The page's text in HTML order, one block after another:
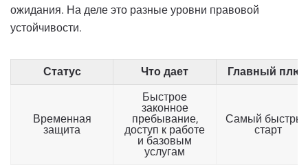
ожидания. На деле это разные уровни правовой
устойчивости.
Статус Что дает Главный плюс
Временная
защита
Быстрое
законное
пребывание,
доступ к работе
и базовым
услугам
Самый
старт